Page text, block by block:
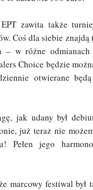
zawita także
Coś dla siebie znajdą
– w różne odmianach
Choice będzie
otwierane
jak udany był
już teraz nie
Pełen jego
marcowy festiwal był